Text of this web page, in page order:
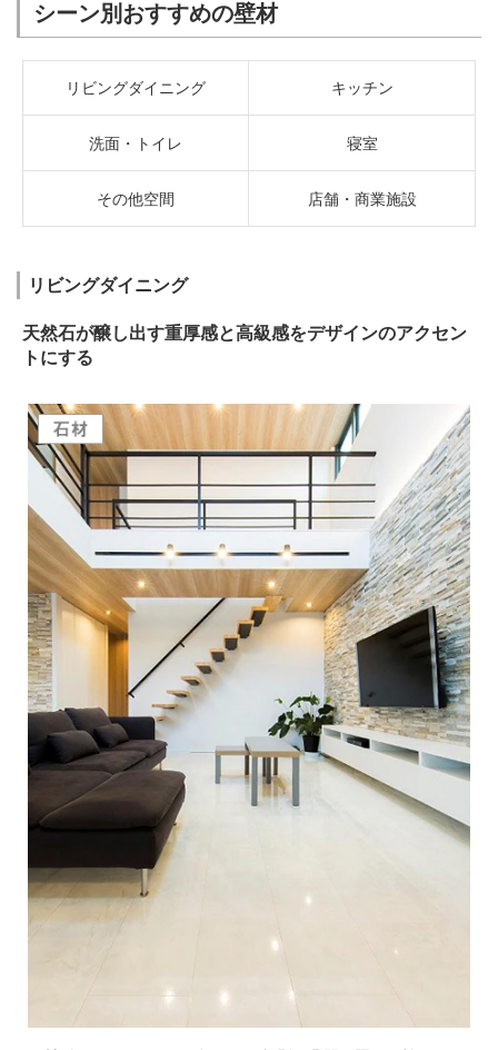
シーン別おすすめの壁材
リビングダイニング キッチン
洗面・トイレ 寝室
その他空間 店舗・商業施設
リビングダイニング
天然石が醸し出す重厚感と高級感をデザインのアクセン
トにする